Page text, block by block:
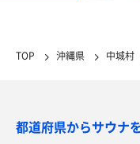
TOP 沖縄県 中城村
都道府県からサウナ